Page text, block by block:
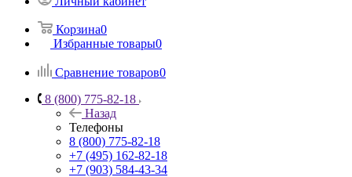
Корзина0
Избранные товары0
Сравнение товаров0
8 (800) 775-82-18
Назад
Телефоны
8 (800) 775-82-18
+7 (495) 162-82-18
+7 (903) 584-43-34